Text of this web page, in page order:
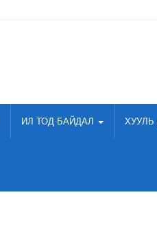
ИЛ ТОД БАЙДАЛ